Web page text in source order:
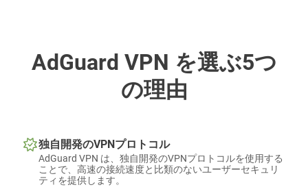
AdGuard VPN を選ぶ5つ
の理由
独自開発のVPNプロトコル
AdGuard VPN は、独自開発のVPNプロトコルを使用する
ことで、高速の接続速度と比類のないユーザーセキュリ
ティを提供します。